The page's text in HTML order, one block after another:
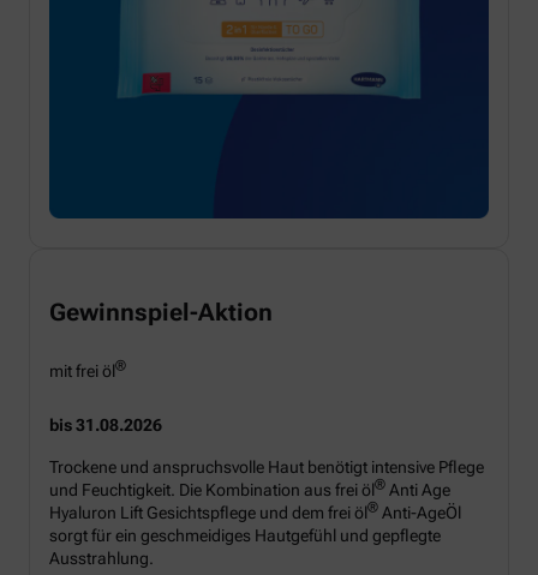
Gewinnspiel-Aktion
mit frei öl®
bis 31.08.2026
Trockene und anspruchsvolle Haut benötigt intensive Pflege
und Feuchtigkeit. Die Kombination aus frei öl® Anti Age
Hyaluron Lift Gesichtspflege und dem frei öl® Anti-AgeÖl
sorgt für ein geschmeidiges Hautgefühl und gepflegte
Ausstrahlung.